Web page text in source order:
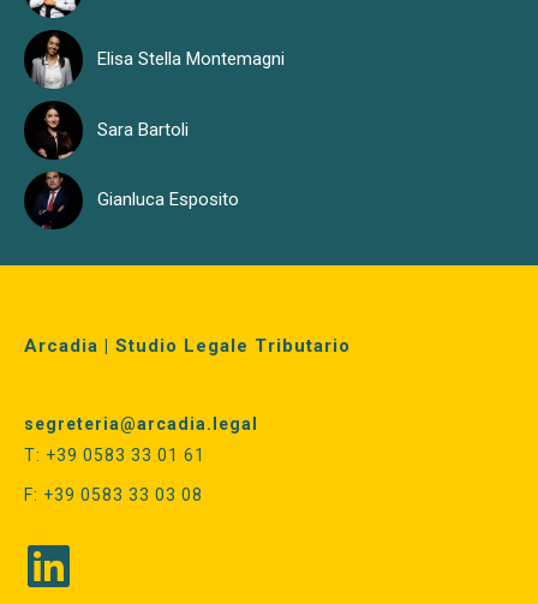
Elisa Stella Montemagni
Sara Bartoli
Gianluca Esposito
Arcadia | Studio Legale Tributario
segreteria@arcadia.legal
T: +39 0583 33 01 61
F: +39 0583 33 03 08